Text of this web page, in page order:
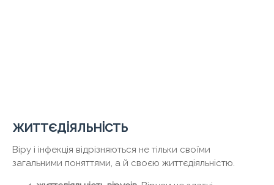
життєдіяльність
Віру і інфекція відрізняються не тільки своїми
загальними поняттями, а й своєю життєдіяльністю.